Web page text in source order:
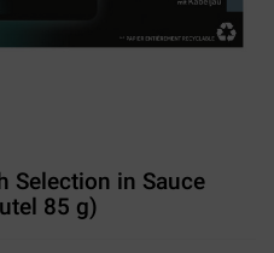
Selection in Sauce
85 g)